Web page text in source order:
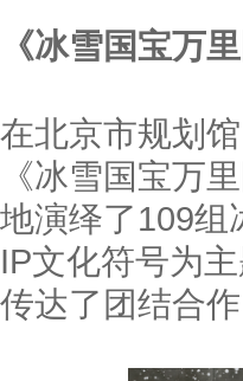
《冰雪国宝万里
在北京市规划
《冰雪国宝万
地演绎了109组
IP文化符号为
传达了团结合